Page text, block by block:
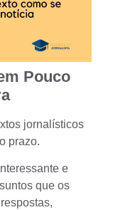
Pouco
jornalísticos
prazo.
e
que os